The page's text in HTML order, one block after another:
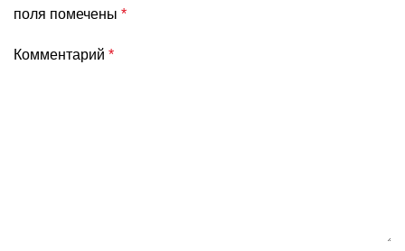
поля помечены *
Комментарий *